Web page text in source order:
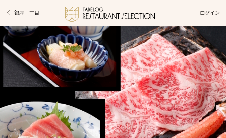
銀座一丁目駅グルメ ログイン